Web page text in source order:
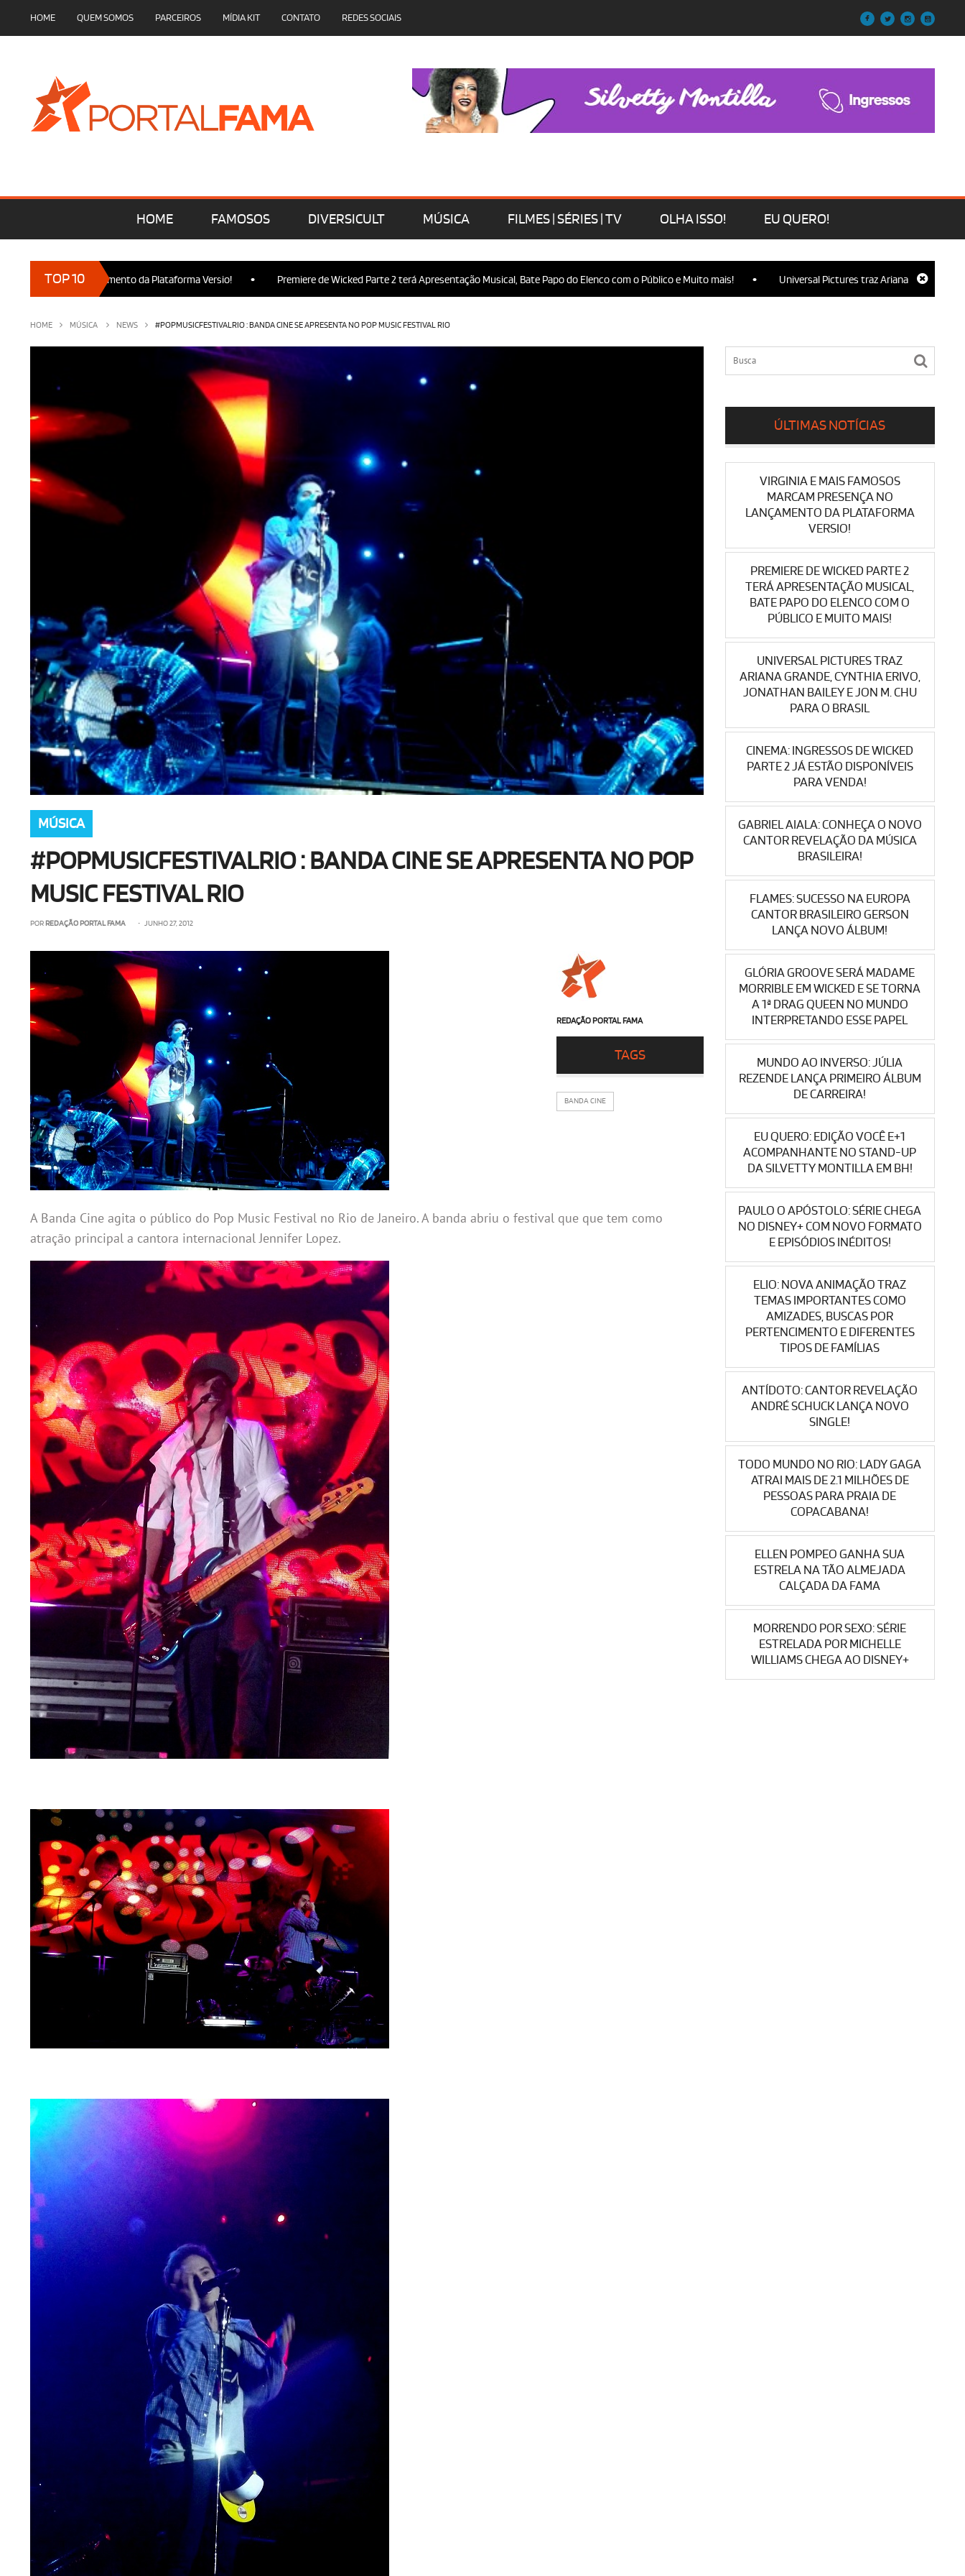
HOME QUEM SOMOS PARCEIROS MÍDIA KIT CONTATO REDES SOCIAIS
HOME FAMOSOS DIVERSICULT MÚSICA FILMES | SÉRIES | TV OLHA ISSO! EU QUERO!
TOP 10
no Lançamento da Plataforma Versio! • Premiere de Wicked Parte 2 terá Apresentação Musical, Bate Papo do Elenco com o Público e Muito mais! • Universal Pictures traz Ariana Grande, Cynthia Erivo,
HOME MÚSICA NEWS #POPMUSICFESTIVALRIO : BANDA CINE SE APRESENTA NO POP MUSIC FESTIVAL RIO
MÚSICA
#POPMUSICFESTIVALRIO : BANDA CINE SE APRESENTA NO POP
MUSIC FESTIVAL RIO
POR REDAÇÃO PORTAL FAMA • JUNHO 27, 2012
REDAÇÃO PORTAL FAMA
TAGS
BANDA CINE
A Banda Cine agita o público do Pop Music Festival no Rio de Janeiro. A banda abriu o festival que que tem como
atração principal a cantora internacional Jennifer Lopez.
ÚLTIMAS NOTÍCIAS
VIRGINIA E MAIS FAMOSOS
MARCAM PRESENÇA NO
LANÇAMENTO DA PLATAFORMA
VERSIO!
PREMIERE DE WICKED PARTE 2
TERÁ APRESENTAÇÃO MUSICAL,
BATE PAPO DO ELENCO COM O
PÚBLICO E MUITO MAIS!
UNIVERSAL PICTURES TRAZ
ARIANA GRANDE, CYNTHIA ERIVO,
JONATHAN BAILEY E JON M. CHU
PARA O BRASIL
CINEMA: INGRESSOS DE WICKED
PARTE 2 JÁ ESTÃO DISPONÍVEIS
PARA VENDA!
GABRIEL AIALA: CONHEÇA O NOVO
CANTOR REVELAÇÃO DA MÚSICA
BRASILEIRA!
FLAMES: SUCESSO NA EUROPA
CANTOR BRASILEIRO GERSON
LANÇA NOVO ÁLBUM!
GLÓRIA GROOVE SERÁ MADAME
MORRIBLE EM WICKED E SE TORNA
A 1ª DRAG QUEEN NO MUNDO
INTERPRETANDO ESSE PAPEL
MUNDO AO INVERSO: JÚLIA
REZENDE LANÇA PRIMEIRO ÁLBUM
DE CARREIRA!
EU QUERO: EDIÇÃO VOCÊ E+1
ACOMPANHANTE NO STAND-UP
DA SILVETTY MONTILLA EM BH!
PAULO O APÓSTOLO: SÉRIE CHEGA
NO DISNEY+ COM NOVO FORMATO
E EPISÓDIOS INÉDITOS!
ELIO: NOVA ANIMAÇÃO TRAZ
TEMAS IMPORTANTES COMO
AMIZADES, BUSCAS POR
PERTENCIMENTO E DIFERENTES
TIPOS DE FAMÍLIAS
ANTÍDOTO: CANTOR REVELAÇÃO
ANDRÉ SCHUCK LANÇA NOVO
SINGLE!
TODO MUNDO NO RIO: LADY GAGA
ATRAI MAIS DE 2.1 MILHÕES DE
PESSOAS PARA PRAIA DE
COPACABANA!
ELLEN POMPEO GANHA SUA
ESTRELA NA TÃO ALMEJADA
CALÇADA DA FAMA
MORRENDO POR SEXO: SÉRIE
ESTRELADA POR MICHELLE
WILLIAMS CHEGA AO DISNEY+